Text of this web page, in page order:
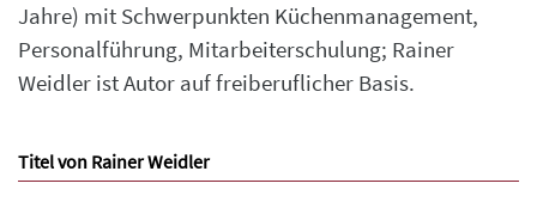
Jahre) mit Schwerpunkten Küchenmanagement,
Personalführung, Mitarbeiterschulung; Rainer
Weidler ist Autor auf freiberuflicher Basis.
Titel von Rainer Weidler